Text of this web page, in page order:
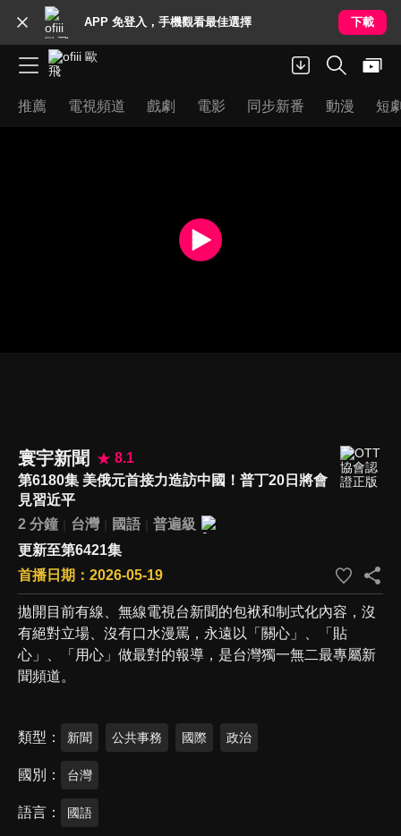
APP 免登入，手機觀看最佳選擇 下載
推薦 電視頻道 戲劇 電影 同步新番 動漫 短
寰宇新聞
8.1
第6180集 美俄元首接力造訪中國！普丁20日將會
見習近平
2 分鐘
台灣 國語
普遍級
更新至第6421集
首播日期：2026-05-19
拋開目前有線、無線電視台新聞的包袱和制式化內容，沒
有絕對立場、沒有口水漫罵，永遠以「關心」、「貼
心」、「用心」做最對的報導，是台灣獨一無二最專屬新
聞頻道。
類型 新聞 公共事務 國際 政治
國別 台灣
語言 國語